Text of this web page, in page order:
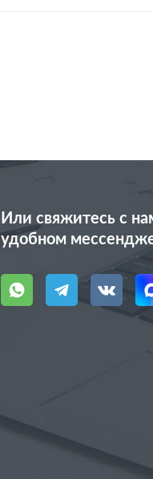
Или свяжитесь с
удобном